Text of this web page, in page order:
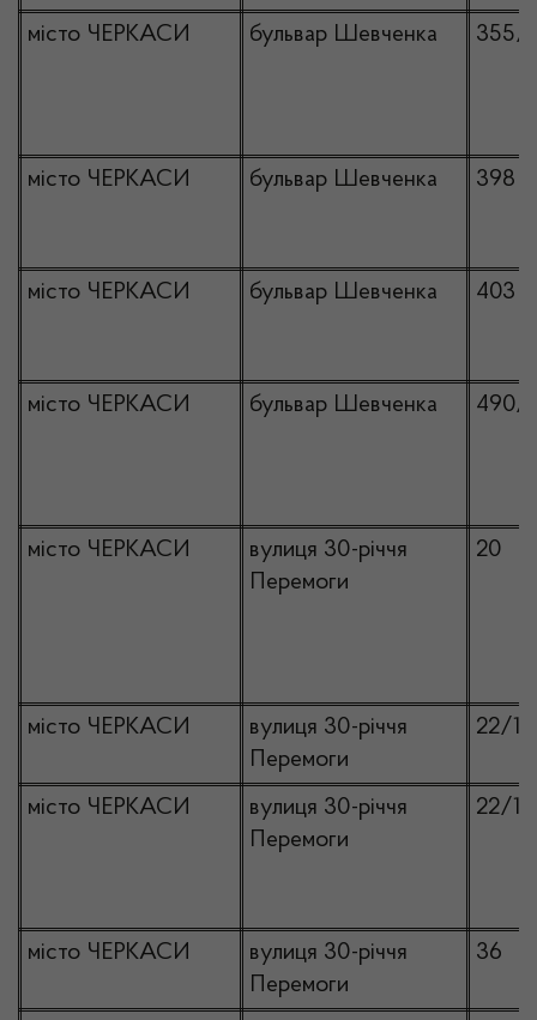
місто ЧЕРКАСИ бульвар Шевченка 355/
місто ЧЕРКАСИ бульвар Шевченка 398
місто ЧЕРКАСИ бульвар Шевченка 403
місто ЧЕРКАСИ бульвар Шевченка 490/
місто ЧЕРКАСИ
вулиця 30-річчя
Перемоги
20
місто ЧЕРКАСИ
вулиця 30-річчя
Перемоги
22/1
місто ЧЕРКАСИ
вулиця 30-річчя
Перемоги
22/1
місто ЧЕРКАСИ
вулиця 30-річчя
Перемоги
36